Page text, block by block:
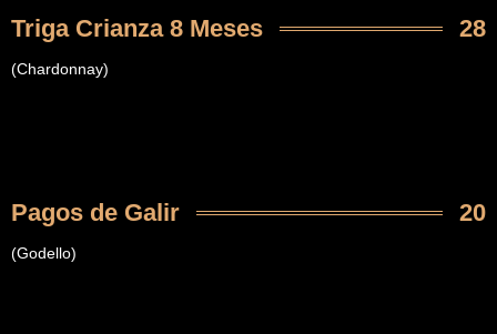
Triga Crianza 8 Meses 28
(Chardonnay)
Pagos de Galir 20
(Godello)